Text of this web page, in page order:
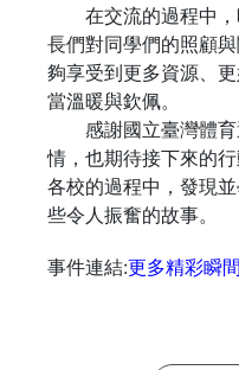
在交流的過程中，
長們對同學們的照顧
夠享受到更多資源、
當溫暖與欽佩。
感謝國立臺灣體育
情，也期待接下來的
各校的過程中，發現
些令人振奮的故事。
事件連結:更多精彩瞬間